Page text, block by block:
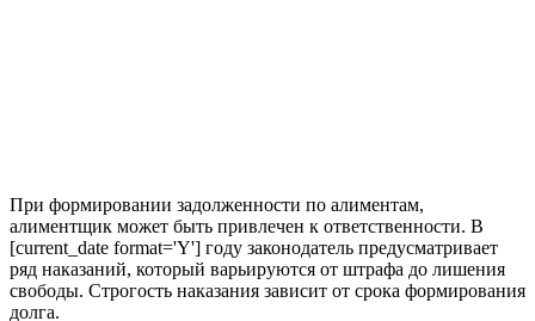
При формировании задолженности по алиментам,
алиментщик может быть привлечен к ответственности. В
[current_date format='Y'] году законодатель предусматривает
ряд наказаний, который варьируются от штрафа до лишения
свободы. Строгость наказания зависит от срока формирования
долга.